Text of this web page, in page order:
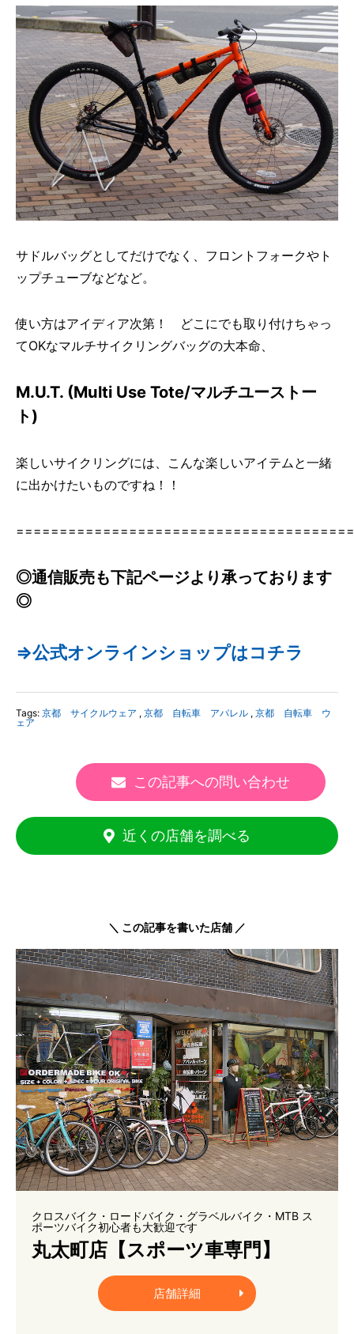
サドルバッグとしてだけでなく、フロントフォークやト
ップチューブなどなど。
使い方はアイディア次第！ どこにでも取り付けちゃっ
てOKなマルチサイクリングバッグの大本命、
M.U.T. (Multi Use Tote/マルチユーストー
ト)
楽しいサイクリングには、こんな楽しいアイテムと一緒
に出かけたいものですね！！
◎通信販売も下記ページより承っております
◎
⇒公式オンラインショップはコチラ
Tags: 京都 サイクルウェア , 京都 自転車 アパレル , 京都 自転車 ウ
ェア
この記事への問い合わせ
近くの店舗を調べる
＼ この記事を書いた店舗 ／
クロスバイク・ロードバイク・グラベルバイク・MTB ス
ポーツバイク初心者も大歓迎です
丸太町店【スポーツ車専門】
店舗詳細